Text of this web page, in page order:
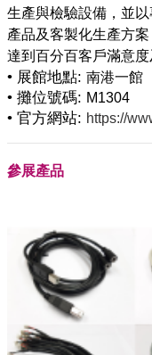
生產與檢驗設備，並
產品及客製化生產方
• 展館地點: 南港一館
• 攤位號碼: M1304
• 官方網站: https://
參展產品